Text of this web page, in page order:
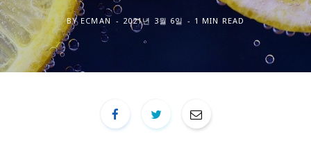
BY ECMAN 2021년 3월 6일 1 MIN READ